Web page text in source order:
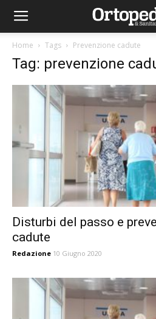
Home Tags Prevenzione cadute
Tag: prevenzione
Disturbi del passo e
cadute
Redazione 10 Giugno 2020